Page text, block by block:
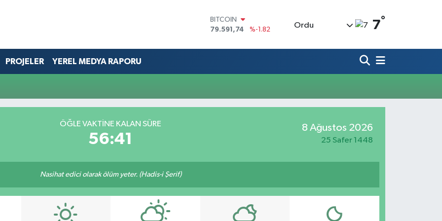
BITCOIN
79.591,74
%-1.82
45,43620
%0.02
G.ALTIN
6862,09000
%0.19
Ordu 7°
PROJELER YEREL MEDYA RAPORU
ÖĞLE VAKTİNE KALAN SÜRE
56:41
8 Ağustos 2026
25 Safer 1448
Nasihat edici olarak ölüm yeter. (Hadis-i Şerif)